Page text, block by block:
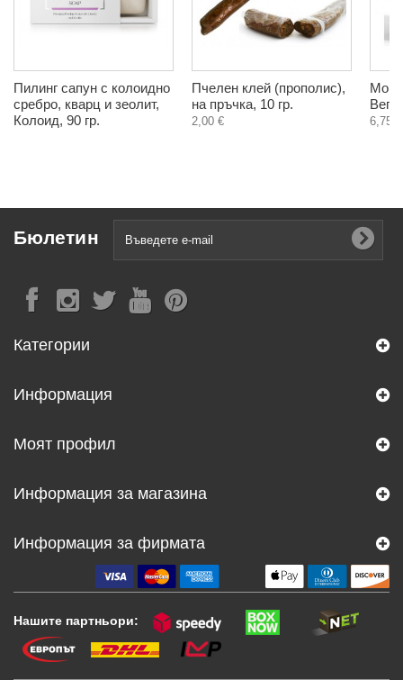
Пилинг сапун с колоидно
сребро, кварц и зеолит,
Колоид, 90 гр.
Пчелен клей (прополис),
на пръчка, 10 гр.
2,00 € 6,75 €
Бюлетин
Категории
Информация
Моят профил
Информация за магазина
Информация за фирмата
Нашите партньори: